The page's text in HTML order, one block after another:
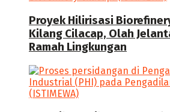
Proyek Hilirisasi
Kilang Cilacap, Olah
Ramah Lingkungan